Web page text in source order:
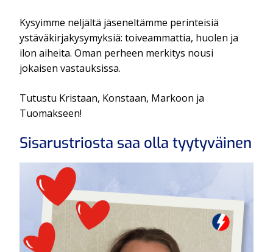
Kysyimme neljältä jäseneltämme perinteisiä
ystäväkirjakysymyksiä: toiveammattia, huolen ja
ilon aiheita. Oman perheen merkitys nousi
jokaisen vastauksissa.
Tutustu Kristaan, Konstaan, Markoon ja
Tuomakseen!
Sisarustriosta saa olla tyytyväinen